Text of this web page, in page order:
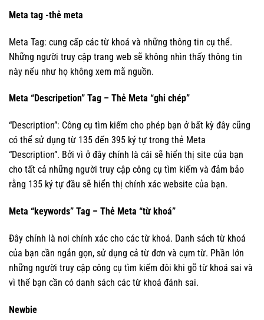
Meta tag -thẻ meta
Meta Tag: cung cấp các từ khoá và những thông tin cụ thể.
Những người truy cập trang web sẽ không nhìn thấy thông tin
này nếu như họ không xem mã nguồn.
Meta “Descripetion” Tag – Thẻ Meta “ghi chép”
“Description”: Công cụ tìm kiếm cho phép bạn ở bất kỳ đây cũng
có thể sử dụng từ 135 đến 395 ký tự trong thẻ Meta
“Description”. Bởi vì ở đây chính là cái sẽ hiển thị site của bạn
cho tất cả những người truy cập công cụ tìm kiếm và đảm bảo
rằng 135 ký tự đầu sẽ hiển thị chính xác website của bạn.
Meta “keywords” Tag – Thẻ Meta “từ khoá”
Đây chính là nơi chính xác cho các từ khoá. Danh sách từ khoá
của bạn cần ngắn gọn, sử dụng cả từ đơn và cụm từ. Phần lớn
những người truy cập công cụ tìm kiếm đôi khi gõ từ khoá sai và
vì thế bạn cần có danh sách các từ khoá đánh sai.
Newbie